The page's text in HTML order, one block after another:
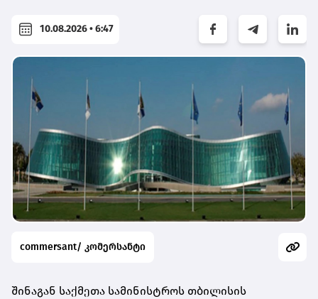
10.08.2026 • 6:47
commersant/ კომერსანტი
შინაგან საქმეთა სამინისტროს თბილისის